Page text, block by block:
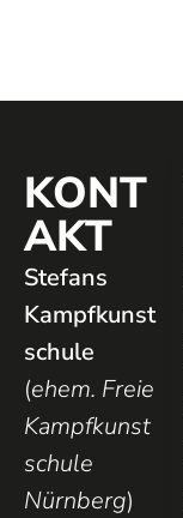
KONT
AKT
Stefans
Kampfkunst
schule
(ehem. Freie
Kampfkunst
schule
Nürnberg)